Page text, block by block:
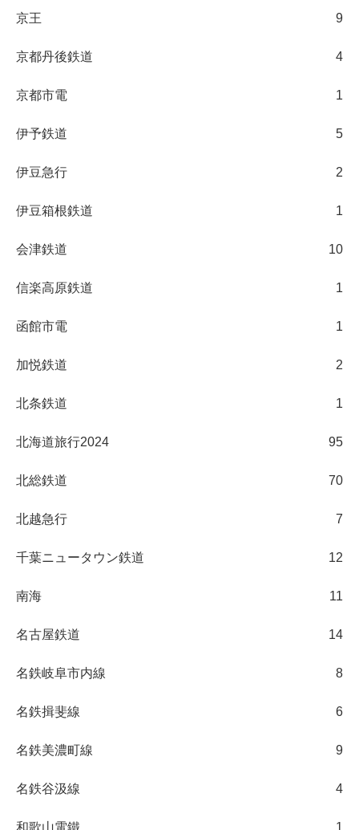
京王 9
京都丹後鉄道 4
京都市電 1
伊予鉄道 5
伊豆急行 2
伊豆箱根鉄道 1
会津鉄道 10
信楽高原鉄道 1
函館市電 1
加悦鉄道 2
北条鉄道 1
北海道旅行2024 95
北総鉄道 70
北越急行 7
千葉ニュータウン鉄道 12
南海 11
名古屋鉄道 14
名鉄岐阜市内線 8
名鉄揖斐線 6
名鉄美濃町線 9
名鉄谷汲線 4